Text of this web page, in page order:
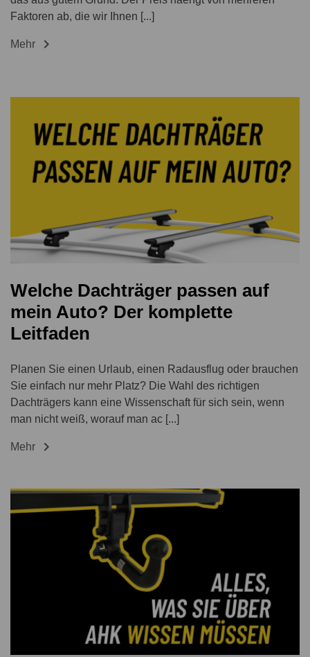
Faktoren ab, die wir Ihnen [...]
Mehr 
Welche Dachträger passen auf
mein Auto? Der komplette
Leitfaden
Planen Sie einen Urlaub, einen Radausflug oder brauchen
Sie einfach nur mehr Platz? Die Wahl des richtigen
Dachträgers kann eine Wissenschaft für sich sein, wenn
man nicht weiß, worauf man ac [...]
Mehr 